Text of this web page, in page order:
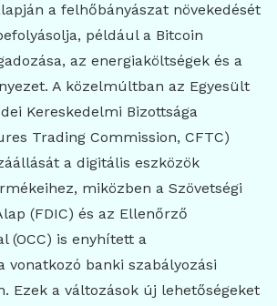
a felhőbányászat növekedését
például a Bitcoin
az energiaköltségek és a
A közelmúltban az Egyesült
Kereskedelmi Bizottsága
Trading Commission, CFTC)
a digitális eszközök
miközben a Szövetségi
(FDIC) és az Ellenőrző
(OCC) is enyhített a
vonatkozó banki szabályozási
Ezek a változások új lehetőségeket